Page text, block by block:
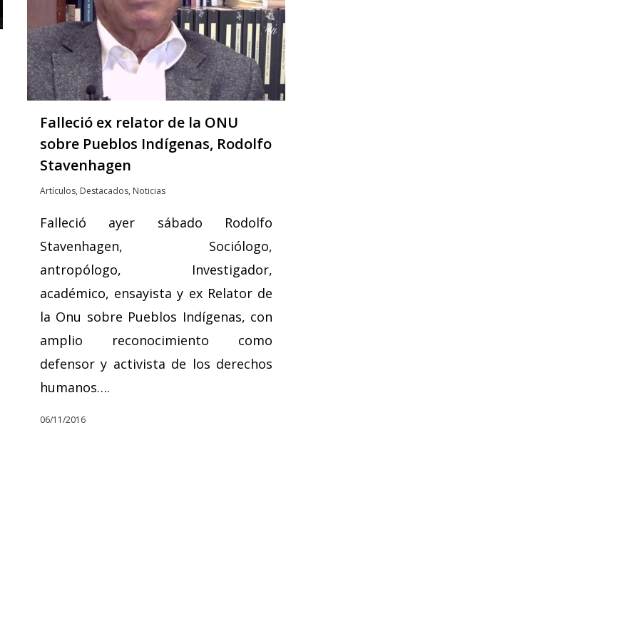
Falleció ex relator de la ONU
sobre Pueblos Indígenas, Rodolfo
Stavenhagen
Artículos, Destacados, Noticias
Falleció ayer sábado Rodolfo
Stavenhagen, Sociólogo,
antropólogo, Investigador,
académico, ensayista y ex Relator de
la Onu sobre Pueblos Indígenas, con
amplio reconocimiento como
defensor y activista de los derechos
humanos….
06/11/2016